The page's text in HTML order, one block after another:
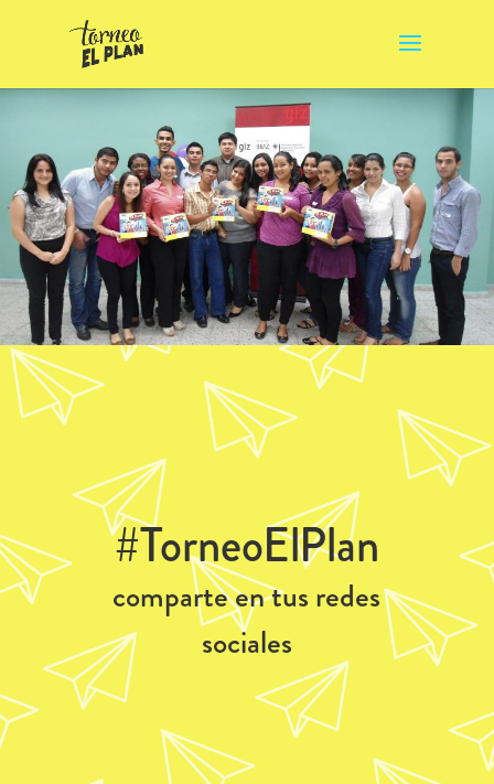
#TorneoElPlan
comparte en tus redes
sociales